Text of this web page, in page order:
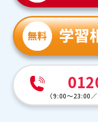
（9:00～23:00 ／